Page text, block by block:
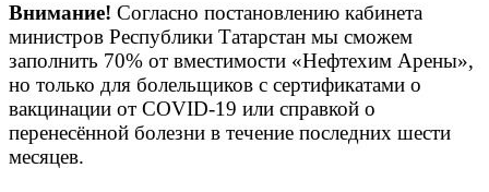
Внимание! Согласно постановлению кабинета
министров Республики Татарстан мы сможем
заполнить 70% от вместимости «Нефтехим Арены»,
но только для болельщиков с сертификатами о
вакцинации от COVID-19 или справкой о
перенесённой болезни в течение последних шести
месяцев.